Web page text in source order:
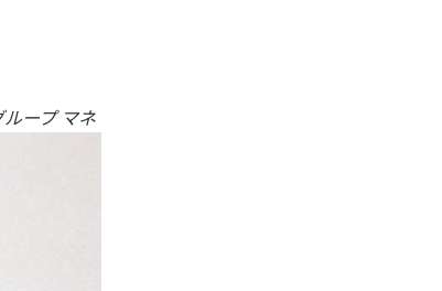
ープ マネ